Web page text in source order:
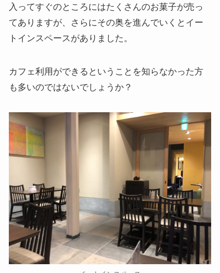
入ってすぐのところにはたくさんのお菓子が売っ
てありますが、さらにその奥を進んでいくと イー
トインスペース がありました。
カフェ利用ができる ということを知らなかった方
も多いのではないでしょうか？